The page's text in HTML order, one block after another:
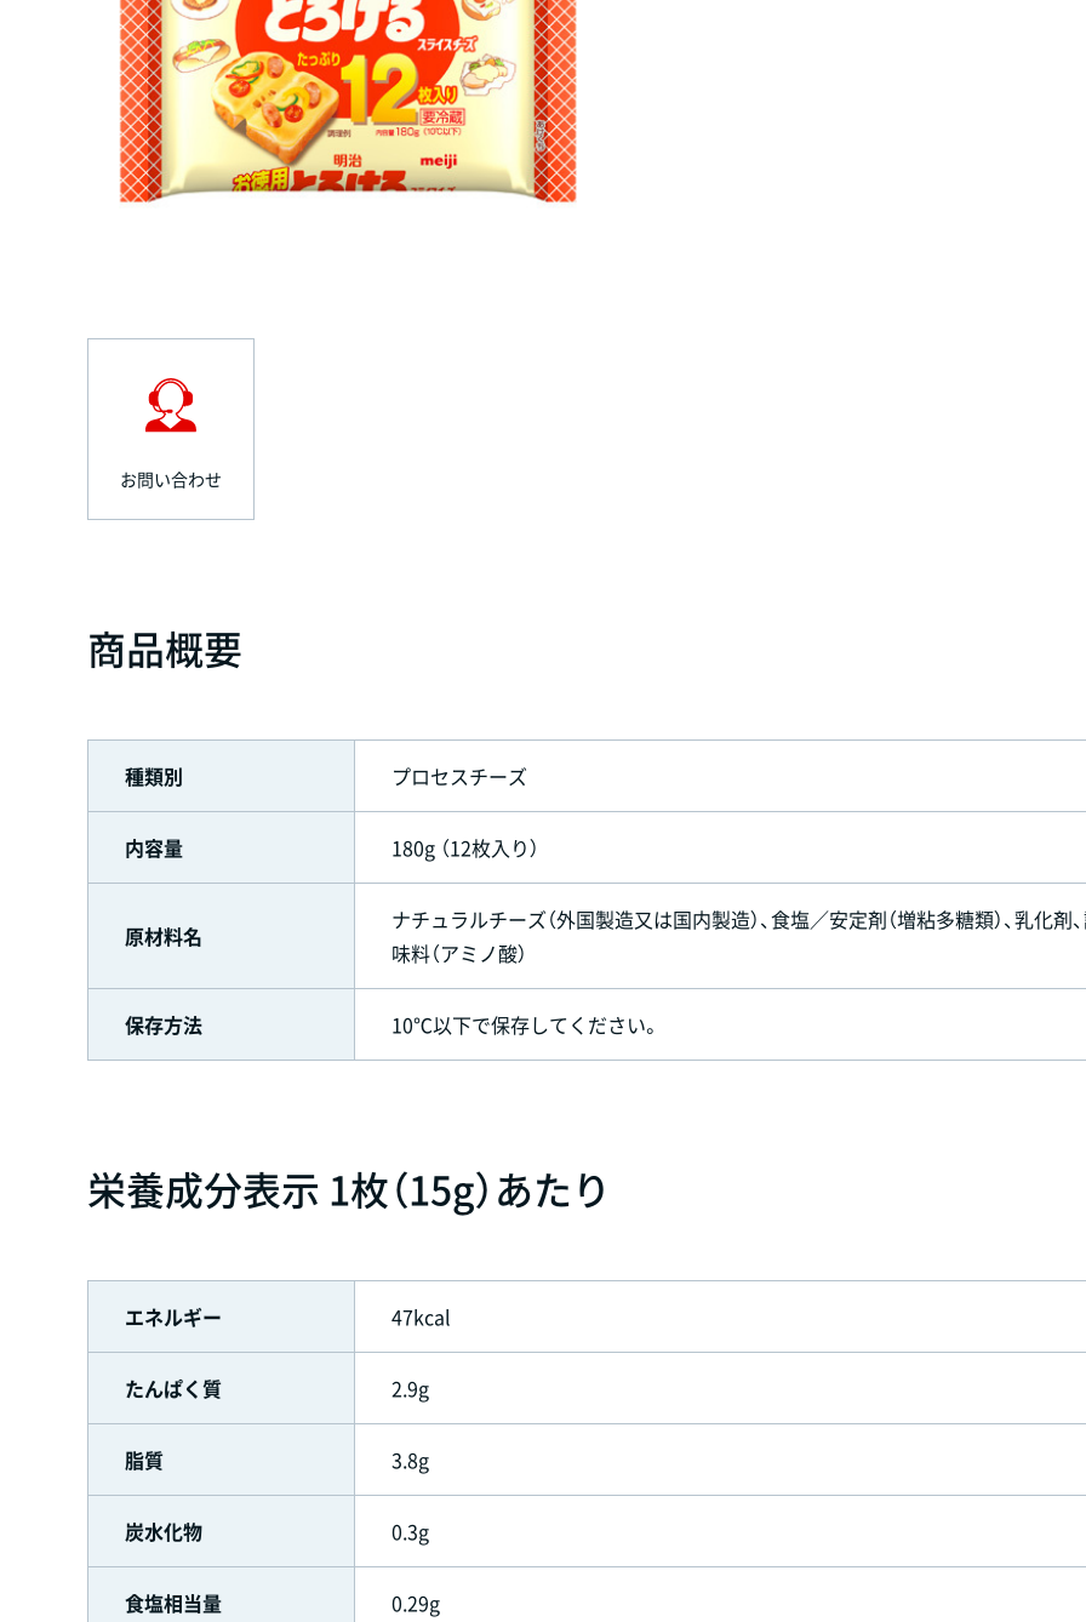
お問い合わせ
商品概要
種類別 プロセスチーズ
内容量 180g （12枚入り）
原材料名
ナチュラルチーズ（外国製造又は国内製造）、食塩／安定剤（増粘多糖類）、乳化剤
味料（アミノ酸）
保存方法 10℃以下で保存してください。
栄養成分表示 1枚（15g）あたり
エネルギー 47kcal
たんぱく質 2.9g
脂質 3.8g
炭水化物 0.3g
食塩相当量 0.29g